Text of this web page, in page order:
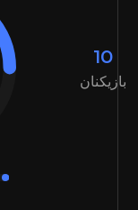
10
بازیکنان